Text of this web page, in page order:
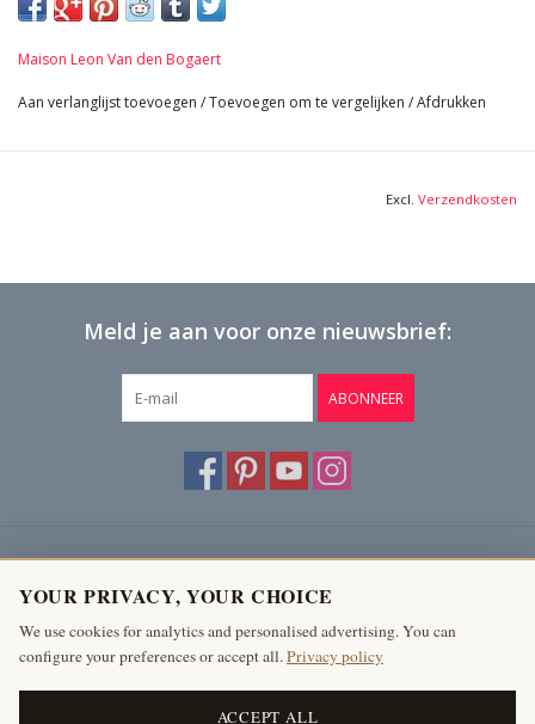
34 cm Hoogte 13,39 Inch
60 cm Lengte 23,62 Inch
12 Kg
Maison Leon Van den Bogaert
Aan verlanglijst toevoegen /Toevoegen om te vergelijken /Afdrukken
Excl. Verzendkosten
Meld je aan voor onze nieuwsbrief:
ABONNEER
Producten
Mijn account
The Antique Fireplace Bank
YOUR PRIVACY, YOUR CHOICE
We use cookies for analytics and personalised advertising. You can
configure your preferences or accept all.Privacy policy
ACCEPT ALL